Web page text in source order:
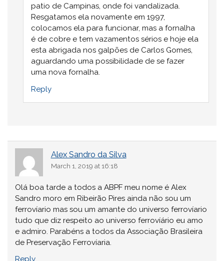
patio de Campinas, onde foi vandalizada.
Resgatamos ela novamente em 1997,
colocamos ela para funcionar, mas a fornalha
é de cobre e tem vazamentos sérios e hoje ela
esta abrigada nos galpões de Carlos Gomes,
aguardando uma possibilidade de se fazer
uma nova fornalha.
Reply
Alex Sandro da Silva
March 1, 2019 at 16:18
Olá boa tarde a todos a ABPF meu nome é Alex
Sandro moro em Ribeirão Pires ainda não sou um
ferrovíario mas sou um amante do universo ferrovíario
tudo que diz respeito ao universo ferrovíário eu amo
e admiro. Parabéns a todos da Associação Brasileira
de Preservação Ferrovíaria.
Reply